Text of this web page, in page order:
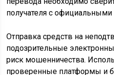
получателя с
Отправка средств на
подозрительные
риск мошенничества.
проверенные платформы и